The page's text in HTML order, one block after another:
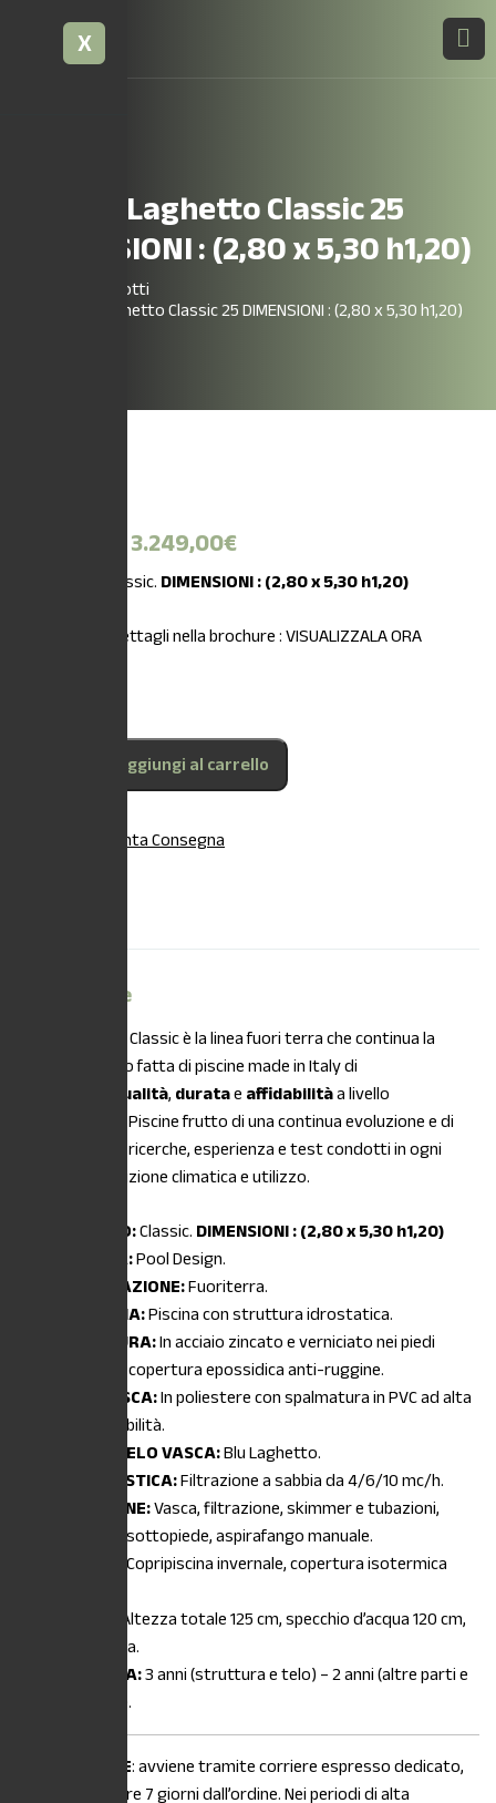
X
Piscine Laghetto Classic 25
DIMENSIONI : (2,80 x 5,30 h1,20)
Prodotti
Piscine Laghetto Classic 25 DIMENSIONI : (2,80 x 5,30 h1,20)
3.249,00€
Classic.DIMENSIONI : (2,80 x 5,30 h1,20)
Scopri tutti i dettagli nella brochure :VISUALIZZALA ORA
Aggiungi al carrello
Pronta Consegna
Descrizione
Classic è la linea fuori terra che continua la
storia Laghetto fatta di piscine made in Italy di
qualità,durataeaffidabilitàa livello
internazionale. Piscine frutto di una continua evoluzione e di
oltre 45 anni di ricerche, esperienza e test condotti in ogni
genere di condizione climatica e utilizzo.
MODELLO:Classic.DIMENSIONI : (2,80 x 5,30 h1,20)
FAMIGLIA:Pool Design.
INSTALLAZIONE:Fuoriterra.
TIPOLOGIA:Piscina con struttura idrostatica.
STRUTTURA:In acciaio zincato e verniciato nei piedi
vasca con copertura epossidica anti-ruggine.
TELO VASCA:In poliestere con spalmatura in PVC ad alta
impermeabilità.
COLORI TELO VASCA:Blu Laghetto.
IMPIANTISTICA:Filtrazione a sabbia da 4/6/10 mc/h.
DOTAZIONE:Vasca, filtrazione, skimmer e tubazioni,
tavolette sottopiede, aspirafango manuale.
Copripiscina invernale, copertura isotermica
Altezza totale 125 cm, specchio d’acqua 120 cm,
vedi tabella.
GARANZIA:3 anni (struttura e telo) – 2 anni (altre parti e
accessori).
SPEDIZIONE: avviene tramite corriere espresso dedicato,
entro e non oltre 7 giorni dall’ordine. Nei periodi di alta